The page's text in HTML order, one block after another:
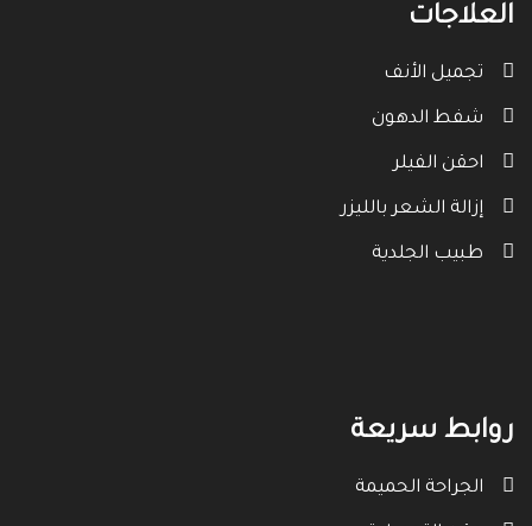
العلاجات
تجميل الأنف
شفط الدهون
احقن الفيلر
إزالة الشعر بالليزر
طبيب الجلدية
روابط سريعة
الجراحة الحميمة